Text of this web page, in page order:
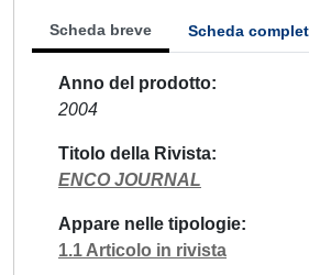
Scheda breve Scheda
Anno del prodotto
2004
Titolo della Rivista
ENCO JOURNAL
Appare nelle tipologie
1.1 Articolo in rivista